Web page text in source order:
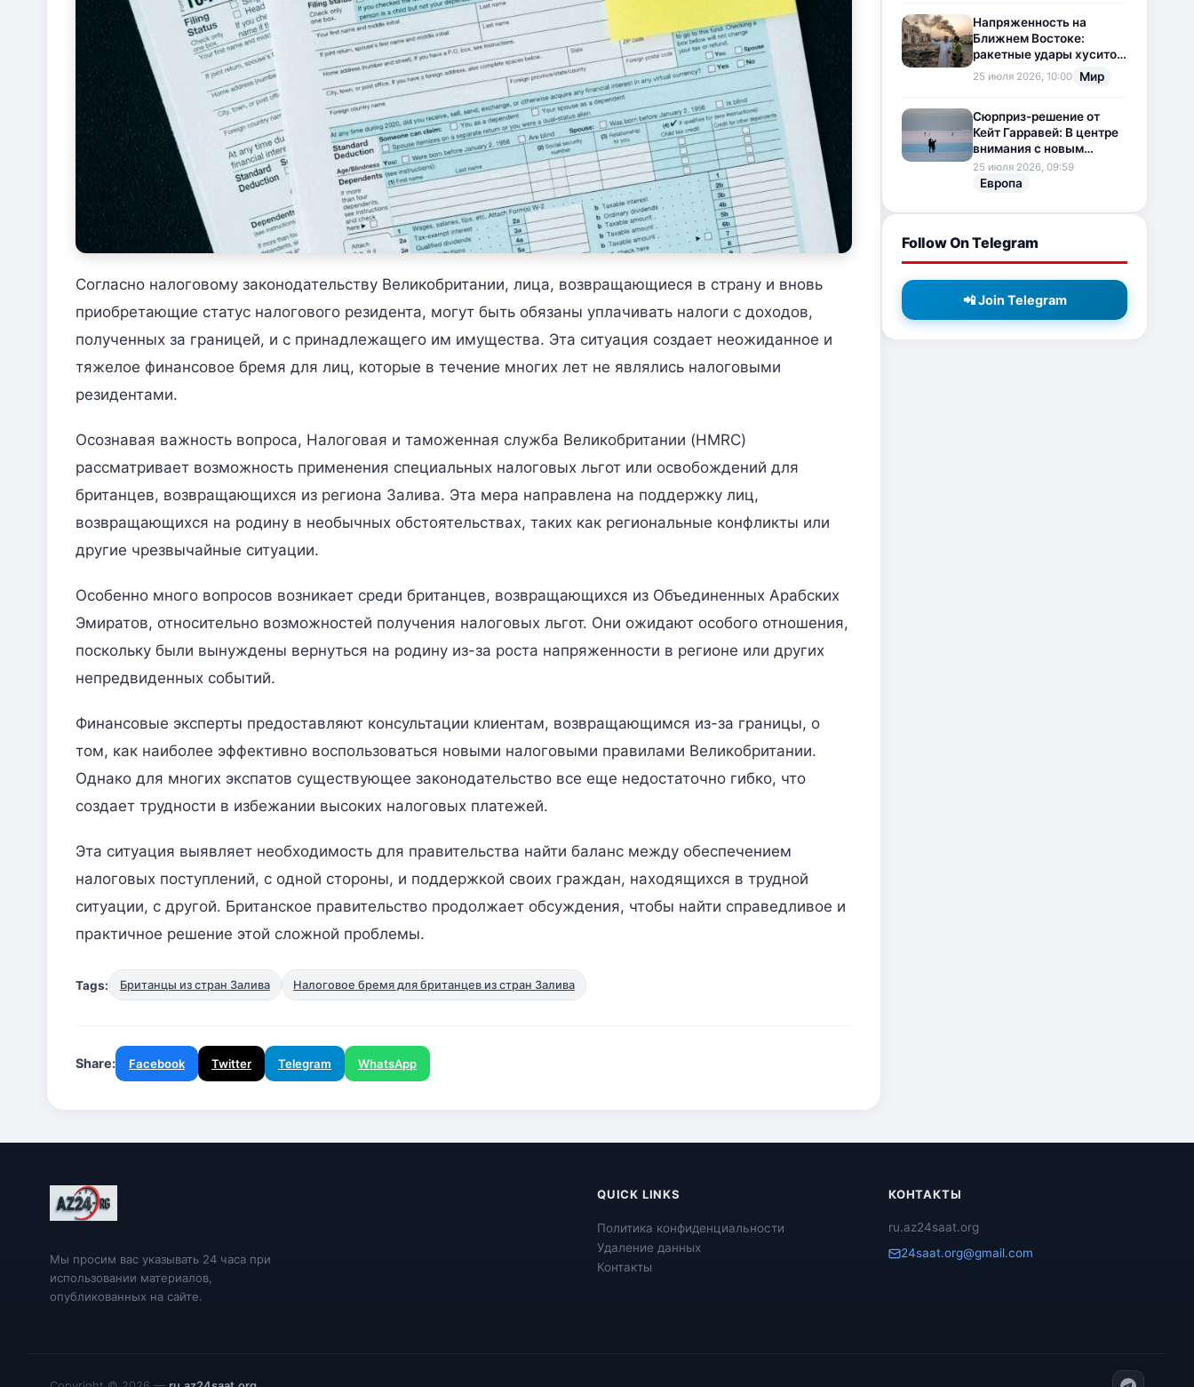
Согласно налоговому законодательству Великобритании, лица, возвращающиеся в страну и вновь
приобретающие статус налогового резидента, могут быть обязаны уплачивать налоги с доходов,
полученных за границей, и с принадлежащего им имущества. Эта ситуация создает неожиданное и
тяжелое финансовое бремя для лиц, которые в течение многих лет не являлись налоговыми
резидентами.
Осознавая важность вопроса, Налоговая и таможенная служба Великобритании (HMRC)
рассматривает возможность применения специальных налоговых льгот или освобождений для
британцев, возвращающихся из региона Залива. Эта мера направлена на поддержку лиц,
возвращающихся на родину в необычных обстоятельствах, таких как региональные конфликты или
другие чрезвычайные ситуации.
Особенно много вопросов возникает среди британцев, возвращающихся из Объединенных Арабских
Эмиратов, относительно возможностей получения налоговых льгот. Они ожидают особого отношения,
поскольку были вынуждены вернуться на родину из-за роста напряженности в регионе или других
непредвиденных событий.
Финансовые эксперты предоставляют консультации клиентам, возвращающимся из-за границы, о
том, как наиболее эффективно воспользоваться новыми налоговыми правилами Великобритании.
Однако для многих экспатов существующее законодательство все еще недостаточно гибко, что
создает трудности в избежании высоких налоговых платежей.
Эта ситуация выявляет необходимость для правительства найти баланс между обеспечением
налоговых поступлений, с одной стороны, и поддержкой своих граждан, находящихся в трудной
ситуации, с другой. Британское правительство продолжает обсуждения, чтобы найти справедливое и
практичное решение этой сложной проблемы.
Tags: Британцы из стран Залива Налоговое бремя для британцев из стран Залива
Share: Facebook Twitter Telegram WhatsApp
Напряженность на
Ближнем Востоке:
ракетные удары хуситов
по Саудовской Аравии
загоняют ситуацию в
25 июля 2026, 10:00 Мир
Сюрприз-решение от
Кейт Гарравей: В центре
внимания с новым
любовным
приключением
25 июля 2026, 09:59
Европа
Follow On Telegram
📲 Join Telegram
Мы просим вас указывать 24 часа при
использовании материалов,
опубликованных на сайте.
QUICK LINKS
Политика конфиденциальности
Удаление данных
Контакты
КОНТАКТЫ
ru.az24saat.org
24saat.org@gmail.com